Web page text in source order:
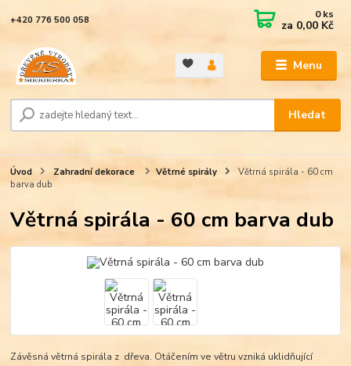
Menu
Hledat
+420 776 500 058 0ks
za 0,00 Kč
Úvod Zahradní dekorace Větrné spirály
Větrná spirála - 60 cm
barva dub
Větrná spirála - 60 cm barva dub
Závěsná větrná spirála z dřeva. Otáčením ve větru vzniká uklidňující